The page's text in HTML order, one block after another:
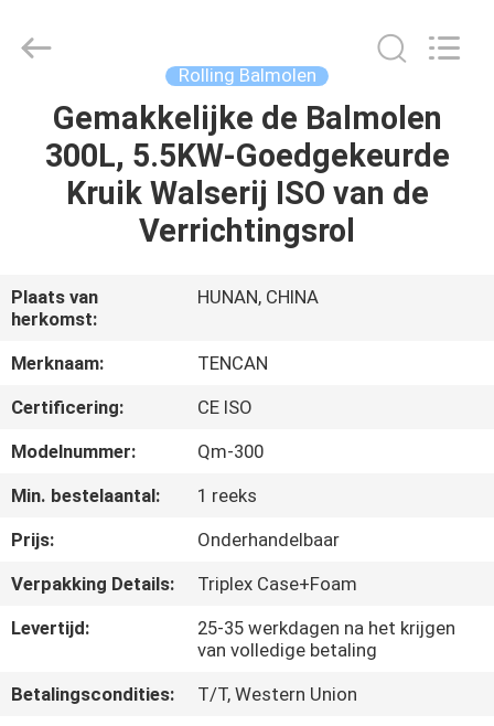
HUIS
PRODUCTEN
ONS
FABRIEKSREIS
KWALITEITSCONTROLE
CONTACTEER
ONS
NIEUWS
BLOG
Powder
Technology
Rolling Balmolen
Gemakkelijke de Balmolen
300L, 5.5KW-Goedgekeurde
Kruik Walserij ISO van de
Verrichtingsrol
Plaats van
herkomst:
HUNAN, CHINA
Merknaam:
TENCAN
Certificering:
CE ISO
Modelnummer:
Qm-300
Min. bestelaantal:
1 reeks
Prijs:
Onderhandelbaar
Verpakking Details:
Triplex Case+Foam
Levertijd:
25-35 werkdagen na het krijgen
van volledige betaling
Betalingscondities:
T/T, Western Union